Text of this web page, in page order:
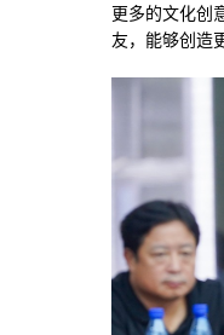
更多的文化创
友，能够创造